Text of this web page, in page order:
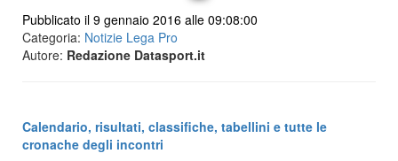
Pubblicato il 9 gennaio 2016 alle 09:08:00
Categoria: Notizie Lega Pro
Autore: Redazione Datasport.it
Calendario, risultati, classifiche, tabellini e tutte le
cronache degli incontri